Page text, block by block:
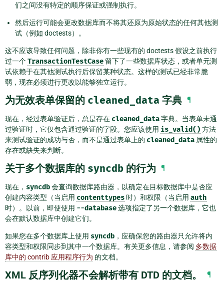
们之间没有特定的顺序保证或强制执行。
然后运行可能会更改数据库而不将其还原为原始状态的任何其他测
试（例如 doctests）。
这不应该导致任何问题，除非你有一些现有的 doctests 假设之前执行
过一个TransactionTestCase 留下了一些数据库状态，或者单元测
试依赖于在其他测试执行后保留某种状态。这样的测试已经非常脆
弱，现在必须进行更改以能够独立运行。
为无效表单保留的 cleaned_data 字典 ¶
现在，经过表单验证后，总是存在 cleaned_data字典。当表单未通
过验证时，它仅包含通过验证的字段。您应该使用 is_valid() 方法
来测试验证的成功与否，而不是通过表单上的 cleaned_data 属性的
存在或缺失来判断。
关于多个数据库的 syncdb 的行为 ¶
现在， syncdb会查询数据库路由器，以确定在目标数据库中是否应
创建内容类型（当启用 contenttypes 时）和权限（当启用 auth
时）。以前，即使使用 --database选项指定了另一个数据库，它也
会在默认数据库中创建它们。
如果您在多个数据库上使用 syncdb ，应确保您的路由器只允许将内
容类型和权限同步到其中一个数据库。有关更多信息，请参阅 多数据
库中的 contrib 应用程序行为 的文档。
XML 反序列化器不会解析带有 DTD 的文档。 ¶